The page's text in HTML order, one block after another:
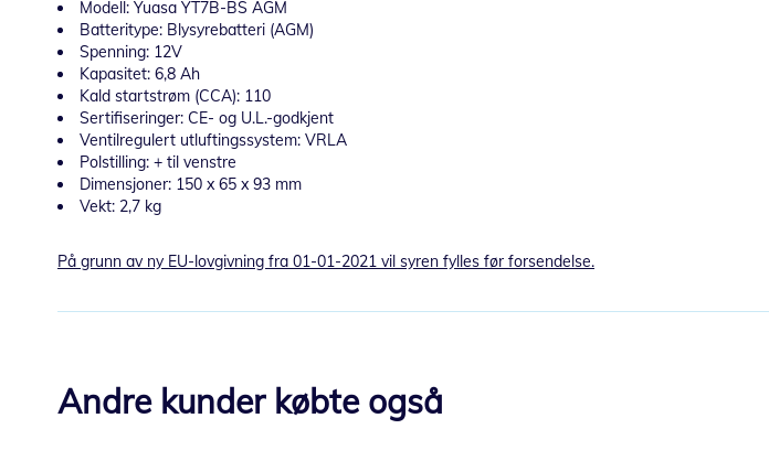
Modell: Yuasa YT7B-BS AGM
Batteritype: Blysyrebatteri (AGM)
Spenning: 12V
Kapasitet: 6,8 Ah
Kald startstrøm (CCA): 110
Sertifiseringer: CE- og U.L.-godkjent
Ventilregulert utluftingssystem: VRLA
Polstilling: + til venstre
Dimensjoner: 150 x 65 x 93 mm
Vekt: 2,7 kg
På grunn av ny EU-lovgivning fra 01-01-2021 vil syren fylles før forsendelse.
Andre kunder købte også